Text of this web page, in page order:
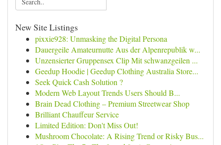
New Site Listings
pixxie928: Unmasking the Digital Persona
Dauergeile Amateurnutte Aus der Alpenrepublik w...
Unzensierter Gruppensex Clip Mit schwanzgeilen ...
Geedup Hoodie | Geedup Clothing Australia Store...
Seek Quick Cash Solution ?
Modern Web Layout Trends Users Should B...
Brain Dead Clothing – Premium Streetwear Shop
Brilliant Chauffeur Service
Limited Edition: Don't Miss Out!
Mushroom Chocolate: A Rising Trend or Risky Bus...